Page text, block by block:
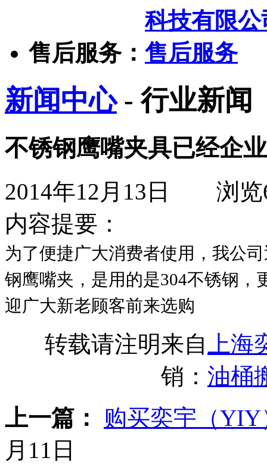
售后服务：
新闻中心- 行业新闻
不锈钢鹰嘴夹具已经企
2014年12月13日 浏览
内容提要：
为了便捷广大消费者使用，我公
钢鹰嘴夹，是用的是304不锈钢，
迎广大新老顾客前来选购
转载请注明来自
上
销： 油桶
上一篇：
购买奕宇（
月11日